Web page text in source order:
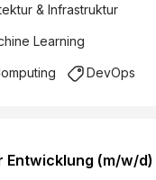
& Infrastruktur
Learning
DevOps
Entwicklung (m/w/d)